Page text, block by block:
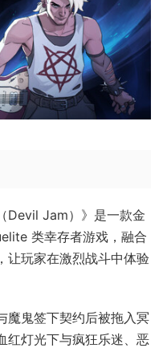
Devil Jam）》是一款金
类幸存者游戏，融合
让玩家在激烈战斗中体验
鬼签下契约后被拖入冥
红灯光下与疯狂乐迷、恶